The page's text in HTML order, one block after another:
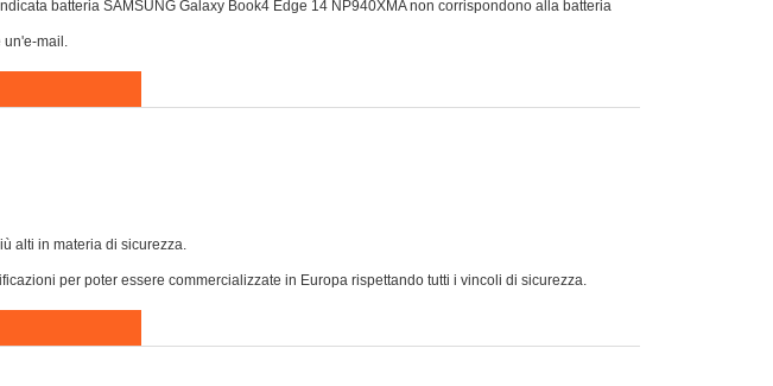
batteria SAMSUNG Galaxy Book4 Edge 14 NP940XMA non corrispondono alla batteria
un'e-mail.
alti in materia di sicurezza.
per poter essere commercializzate in Europa rispettando tutti i vincoli di sicurezza.